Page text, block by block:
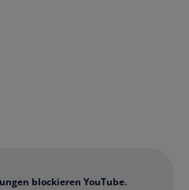
blockieren YouTube.